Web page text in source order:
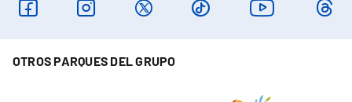
OTROS PARQUES DEL GRUPO